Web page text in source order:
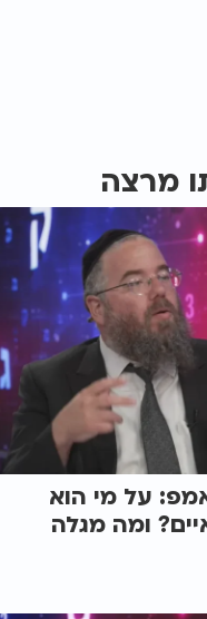
מרצה
על מי הוא
ומה מגלה